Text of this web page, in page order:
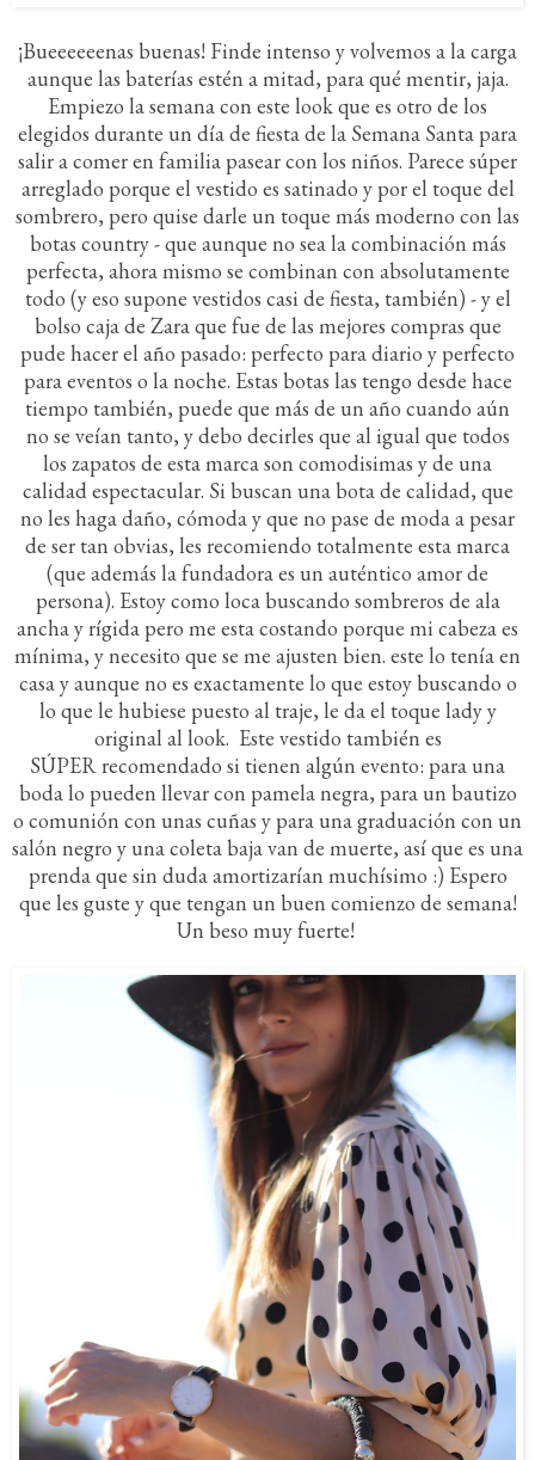
¡Bueeeeeenas buenas! Finde intenso y volvemos a la carga
aunque las baterías estén a mitad, para qué mentir, jaja.
Empiezo la semana con este look que es otro de los
elegidos durante un día de fiesta de la Semana Santa para
salir a comer en familia pasear con los niños. Parece súper
arreglado porque el vestido es satinado y por el toque del
sombrero, pero quise darle un toque más moderno con las
botas country - que aunque no sea la combinación más
perfecta, ahora mismo se combinan con absolutamente
todo (y eso supone vestidos casi de fiesta, también) - y el
bolso caja de Zara que fue de las mejores compras que
pude hacer el año pasado: perfecto para diario y perfecto
para eventos o la noche. Estas botas las tengo desde hace
tiempo también, puede que más de un año cuando aún
no se veían tanto, y debo decirles que al igual que todos
los zapatos de esta marca son comodisimas y de una
calidad espectacular. Si buscan una bota de calidad, que
no les haga daño, cómoda y que no pase de moda a pesar
de ser tan obvias, les recomiendo totalmente esta marca
(que además la fundadora es un auténtico amor de
persona). Estoy como loca buscando sombreros de ala
ancha y rígida pero me esta costando porque mi cabeza es
mínima, y necesito que se me ajusten bien. este lo tenía en
casa y aunque no es exactamente lo que estoy buscando o
lo que le hubiese puesto al traje, le da el toque lady y
original al look. Este vestido también es
SÚPER recomendado si tienen algún evento: para una
boda lo pueden llevar con pamela negra, para un bautizo
o comunión con unas cuñas y para una graduación con un
salón negro y una coleta baja van de muerte, así que es una
prenda que sin duda amortizarían muchísimo :) Espero
que les guste y que tengan un buen comienzo de semana!
Un beso muy fuerte!